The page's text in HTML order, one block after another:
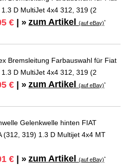
1.3 D MultiJet 4x4 312, 319 (2
€ | » zum Artikel(auf eBay)*
Bremsleitung Farbauswahl für Fiat
1.3 D MultiJet 4x4 312, 319 (2
€ | » zum Artikel(auf eBay)*
Gelenkwelle hinten FIAT
(312, 319) 1.3 D Multijet 4x4 MT
€ | » zum Artikel(auf eBay)*